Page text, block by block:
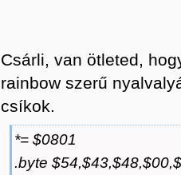
Csárli, van ötleted,
rainbow szerű
csíkok.
*= $0801
.byte